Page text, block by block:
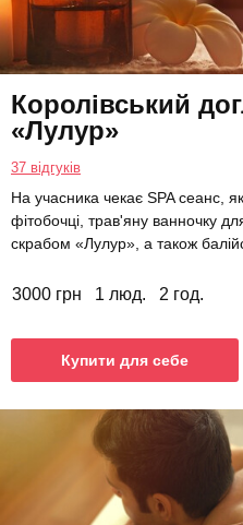
Королівський
«Лулур»
37 відгуків
На учасника чекає SPA сеанс,
фітобочці, трав'яну ванночку
скрабом «Лулур», а також
3000 грн 1 люд. 2 год.
Купити для себе